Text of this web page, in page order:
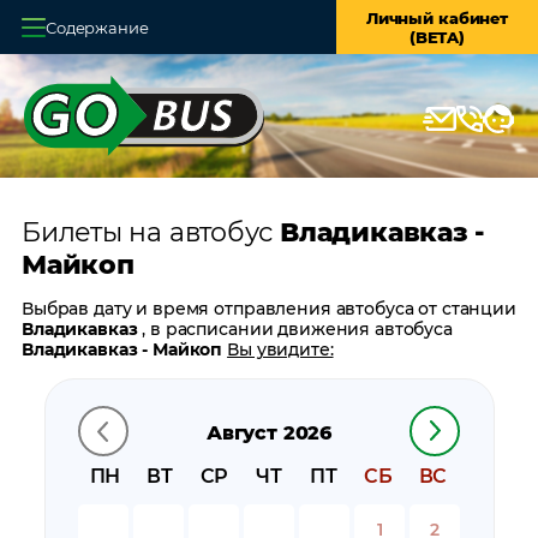
Содержание
Личный кабинет
(BETA)
Главная
О системе
Оплата и доставка
Возврат билетов
Заказ автобуса
Контакты
Билеты на автобус Владикавказ -
Майкоп
Август 2026
ПН
ВТ СР ЧТ ПТ СБ ВС
1 2
Выбрав дату и время отправления автобуса от станции
Владикавказ, в расписании движения автобуса
Владикавказ - Майкоп Вы увидите:
время прибытия
время в пути
цену билета